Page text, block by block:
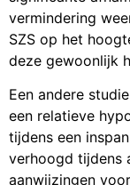
vermindering
SZS op het
deze gewoonlijk
Een andere
een relatieve
tijdens een
verhoogd tijdens
aanwijzingen